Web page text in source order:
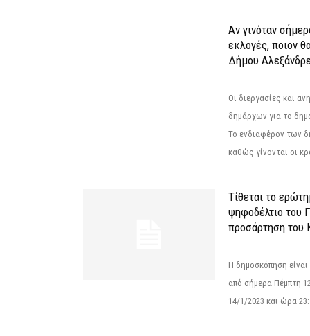
Αν γινόταν
εκλογές, ποιον
Δήμου
Οι διεργασίες και
δημάρχων για το
Το ενδιαφέρον των
καθώς γίνονται οι
Τίθεται το
ψηφοδέλτιο του
προσάρτηση του
Η δημοσκόπηση
από σήμερα Πέμπτη
14/1/2023 και ώρα